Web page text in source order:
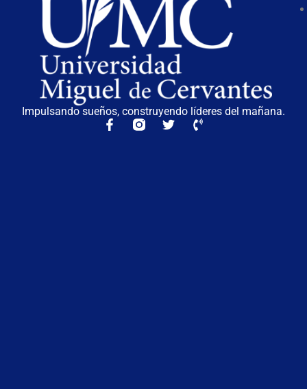
Impulsando sueños, construyendo líderes del mañana.